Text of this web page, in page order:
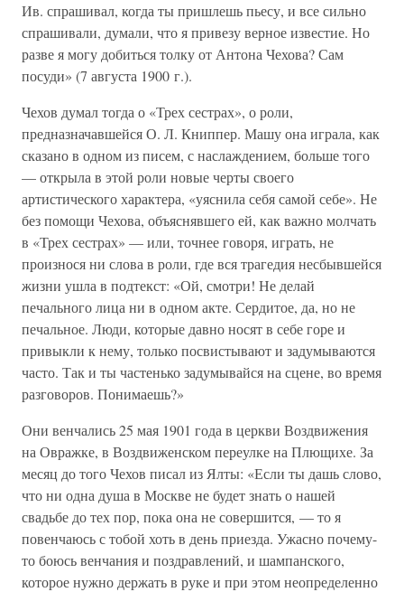
Ив. спрашивал, когда ты пришлешь пьесу, и все сильно
спрашивали, думали, что я привезу верное известие. Но
разве я могу добиться толку от Антона Чехова? Сам
посуди» (7 августа 1900 г.).
Чехов думал тогда о «Трех сестрах», о роли,
предназначавшейся О. Л. Книппер. Машу она играла, как
сказано в одном из писем, с наслаждением, больше того
— открыла в этой роли новые черты своего
артистического характера, «уяснила себя самой себе». Не
без помощи Чехова, объяснявшего ей, как важно молчать
в «Трех сестрах» — или, точнее говоря, играть, не
произнося ни слова в роли, где вся трагедия несбывшейся
жизни ушла в подтекст: «Ой, смотри! Не делай
печального лица ни в одном акте. Сердитое, да, но не
печальное. Люди, которые давно носят в себе горе и
привыкли к нему, только посвистывают и задумываются
часто. Так и ты частенько задумывайся на сцене, во время
разговоров. Понимаешь?»
Они венчались 25 мая 1901 года в церкви Воздвижения
на Овражке, в Воздвиженском переулке на Плющихе. За
месяц до того Чехов писал из Ялты: «Если ты дашь слово,
что ни одна душа в Москве не будет знать о нашей
свадьбе до тех пор, пока она не совершится, — то я
повенчаюсь с тобой хоть в день приезда. Ужасно почему-
то боюсь венчания и поздравлений, и шампанского,
которое нужно держать в руке и при этом неопределенно